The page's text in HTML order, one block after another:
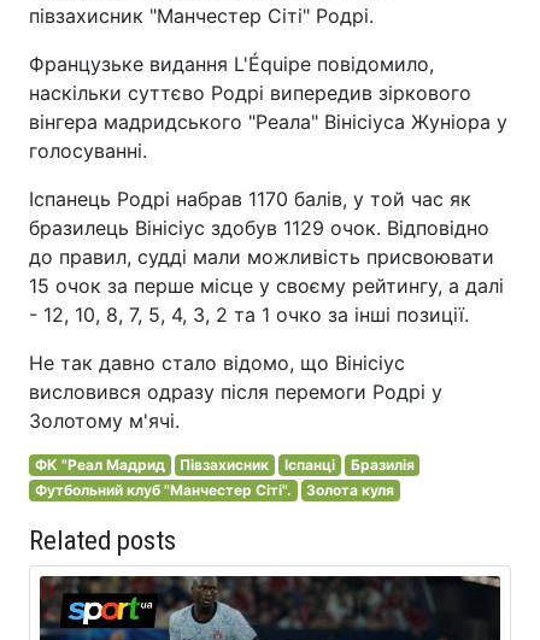
півзахисник "Манчестер Сіті" Родрі.
Французьке видання L'Équipe повідомило,
наскільки суттєво Родрі випередив зіркового
вінгера мадридського "Реала" Вінісіуса Жуніора у
голосуванні.
Іспанець Родрі набрав 1170 балів, у той час як
бразилець Вінісіус здобув 1129 очок. Відповідно
до правил, судді мали можливість присвоювати
15 очок за перше місце у своєму рейтингу, а далі
- 12, 10, 8, 7, 5, 4, 3, 2 та 1 очко за інші позиції.
Не так давно стало відомо, що Вінісіус
висловився одразу після перемоги Родрі у
Золотому м'ячі.
ФК "Реал Мадрид Півзахисник Іспанці
Бразилія
Футбольний клуб "Манчестер Сіті".
Золота куля
Related posts